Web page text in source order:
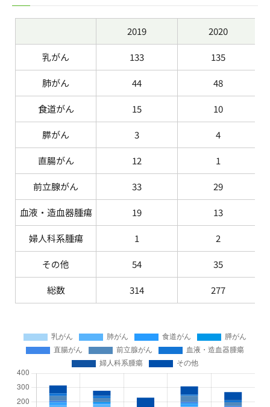
2019 2020
乳がん 133 135
肺がん 44 48
食道がん 15 10
膵がん 3 4
直腸がん 12 1
前立腺がん 33 29
血液・造血器腫瘍 19 13
婦人科系腫瘍 1 2
その他 54 35
総数 314 277